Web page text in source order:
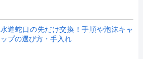
水道蛇口の先だけ交換！手順や泡沫キャ
ップの選び方・手入れ